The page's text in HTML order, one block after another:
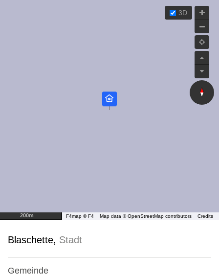
3D
200m F4map © F4 Map data ©OpenStreetMap contributors Credits
Blaschette, Stadt
Gemeinde